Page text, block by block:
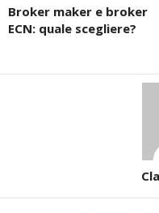
Broker maker e broker
ECN: quale scegliere?